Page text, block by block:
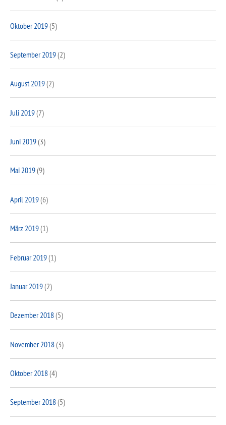
Oktober 2019(5)
September 2019(2)
August 2019(2)
Juli 2019(7)
Juni 2019(3)
Mai 2019(9)
April 2019(6)
März 2019(1)
Februar 2019(1)
Januar 2019(2)
Dezember 2018(5)
November 2018(3)
Oktober 2018(4)
September 2018(5)